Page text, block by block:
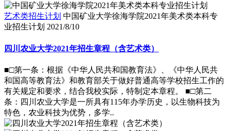
艺术类招生计划 中国矿业大学徐海学院2021年美术类本科专
业招生计划 2021/8/10
四川农业大学2021年招生章程（含艺术类）
■□第一条：根据《中华人民共和国教育法》、《中华人民共
和国高等教育法》和教育部关于做好普通高等学校招生工作的
有关规定和要求，结合我校实际，特制定本章程。 ■□第二
条：四川农业大学是一所具有115年办学历史，以生物科技为
特色，农业科技为优势，多学..